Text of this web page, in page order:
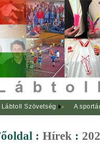
Lábtoll Szövetség
A
: Hírek :